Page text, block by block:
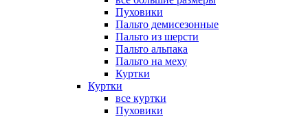
Пуховики
Пальто демисезонные
Пальто из шерсти
Пальто альпака
Пальто на меху
Куртки
Куртки
все куртки
Пуховики